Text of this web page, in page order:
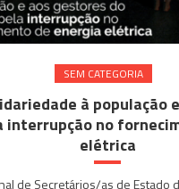
SEM CATEGORIA
à população
interrupção no
elétrica
de Secretários/as de Estado